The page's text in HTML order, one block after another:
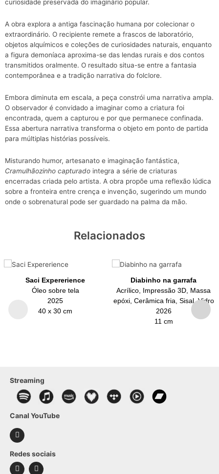
curiosidade preservada do imaginário popular.
A obra explora a antiga fascinação humana por colecionar o
extraordinário. O recipiente remete a frascos de laboratório,
objetos alquímicos e coleções de curiosidades naturais, enquanto
a figura demoníaca aproxima-se das lendas rurais e dos contos
transmitidos oralmente. O resultado situa-se entre a fantasia
contemporânea e a tradição narrativa do folclore.
Embora diminuta em escala, a peça constrói uma narrativa ampla.
O observador é convidado a imaginar como a criatura foi
encontrada, quem a capturou e por que permanece confinada.
Essa abertura narrativa transforma o objeto em ponto de partida
para múltiplas histórias possíveis.
Misturando humor, artesanato e imaginação fantástica,
Cramulhãozinho capturado integra a série de criaturas
encerradas criada pelo artista. A obra propõe uma reflexão lúdica
sobre a fronteira entre crença e invenção, sugerindo um mundo
onde o sobrenatural pode ser guardado na palma da mão.
Relacionados
Saci Expererience
Óleo sobre tela
2025
40 x 30 cm
Diabinho na garrafa
Acrílico, Impressão 3D, Massa
epóxi, Cerâmica fria, Sisal, Vidro
2026
11 cm
Streaming
Canal YouTube
Redes sociais